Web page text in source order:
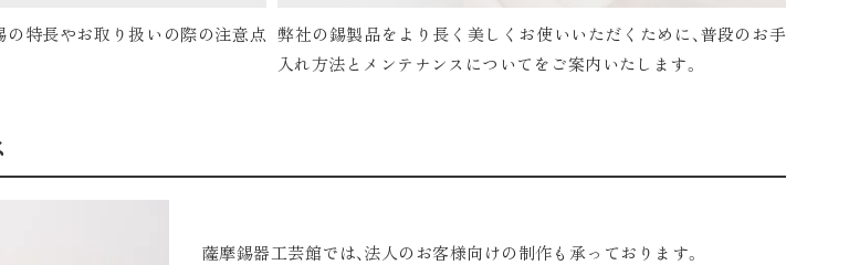
の特長やお取り扱いの際の注意点 弊社の錫製品をより長く美しくお使いいただくために、普段のお手
入れ方法とメンテナンスについてをご案内いたします。
薩摩錫器工芸館では、法人のお客様向けの制作も承っております。